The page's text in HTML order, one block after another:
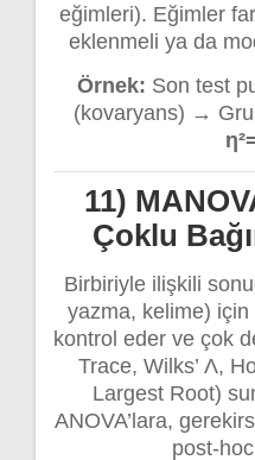
eğimleri). Eğimler
eklenmeli ya da
Örnek: Son test
(kovaryans) →
11)
Çoklu
Birbiriyle ilişkili
yazma, kelime) için
kontrol eder ve çok
Trace, Wilks’ Λ,
Largest Root)
ANOVA’lara,
post-